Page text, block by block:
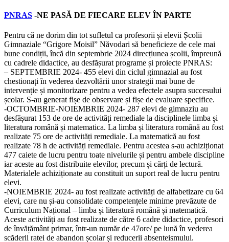
PNRAS -NE PASĂ DE FIECARE ELEV ÎN PARTE
Pentru că ne dorim din tot sufletul ca profesorii și elevii Școlii
Gimnaziale “Grigore Moisil” Năvodari să beneficieze de cele mai
bune condiții, încă din septembrie 2024 direcțiunea școlii, împreună
cu cadrele didactice, au desfășurat programe și proiecte PNRAS:
– SEPTEMBRIE 2024- 455 elevi din ciclul gimnazial au fost
chestionați în vederea dezvoltării unor strategii mai bune de
intervenție și monitorizare pentru a vedea efectele asupra succesului
școlar. S-au generat fișe de observare și fișe de evaluare specifice.
-OCTOMBRIE-NOIEMBRIE 2024- 287 elevi de gimnaziu au
desfășurat 153 de ore de activități remediale la disciplinele limba și
literatura română și matematica. La limba și literatura română au fost
realizate 75 ore de activități remediale. La matematică au fost
realizate 78 h de activități remediale. Pentru acestea s-au achiziționat
477 caiete de lucru pentru toate nivelurile și pentru ambele discipline
iar aceste au fost distribuite elevilor, precum și cărți de lectură.
Materialele achiziționate au constituit un suport real de lucru pentru
elevi.
-NOIEMBRIE 2024- au fost realizate activități de alfabetizare cu 64
elevi, care nu și-au consolidate competențele minime prevăzute de
Curriculum Național – limba și literatură română și matematică.
Aceste activități au fost realizate de către 6 cadre didactice, profesori
de învățământ primar, într-un număr de 47ore/ pe lună în vederea
scăderii ratei de abandon școlar și reducerii absenteismului.